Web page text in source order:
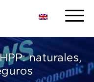
naturales,